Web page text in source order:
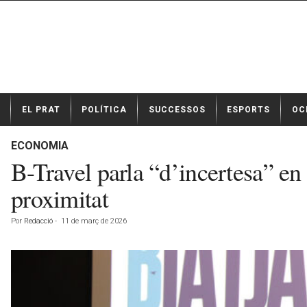
t
EL PRAT POLÍTICA SUCCESSOS ESPORTS OCI
ECONOMIA
B-Travel parla “d’incertesa”
proximitat
Por Redacció - 11 de març de 2026